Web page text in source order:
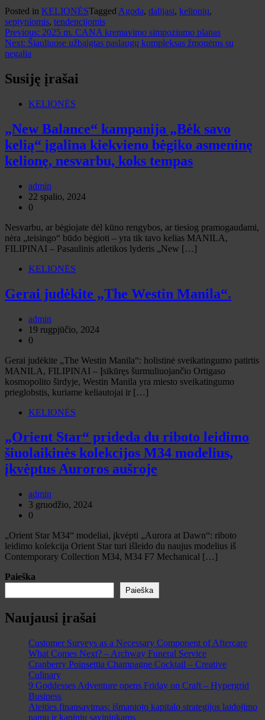
Posted in KELIONĖSTagged Agoda, dalijasi, kelionių,
septyniomis, tendencijomis
Navigacija
tarp
Previous: 2025 m. CANA kremavimo simpoziumo planas
Next: Šiauliuose užbaigtas paslaugų kompleksas žmonėms su
negalia
Susiję įrašai
KELIONĖS
„New Balance“ kampanija „Bėk savo
kelią“ įgalina kiekvieno bėgiko asmeninę
kelionę, nesvarbu, koks tempas
admin
22 spalio, 2024
0
Nesvarbu, ar bėgiojate dėl kūno rengybos, ar tiesiog pramogaudami,
nėra „teisingo“ būdo bėgioti – yra tik tavo kelias MANILA,
FILIPINAI – Pasaulinis atletikos lyderis „New […]
KELIONĖS
Gerai judėkite „The Westin Manila“.
admin
19 rugpjūčio, 2024
0
Gerai judėkite „The Westin Manila“: holistinė sveikatingumo patirtis
MANILA, FILIPINAI – Įsikūręs šurmuliuojančio Ortigaso
kosmopolito širdyje, Westin Manila yra miesto sveikatingumo
prieglobstis, kuriame keliautojai ir […]
KELIONĖS
„Orient Star“ prideda du riboto leidimo
šiuolaikinės kolekcijos M34 modelius,
įkvėptus Auroros aušroje
admin
3 gruodžio, 2024
0
„Orient Star M34“ modeliai, įkvėpti „Aurora at Dawn“: riboto
leidimo kolekcija Orient Star turi išleido du naujus modelius iš
Contemporary Collection M34, M34 F7 Mechanical […]
Paieška
Paieška
Naujausi įrašai
Customer Surveys as a Necessary Component of Aftercare
What Comes Next? – Archway Funeral Service
Cranberry Poinsettia Champagne Cocktail – Creative
Culinary
9 Goddesses Adventure opens Friday on Craft – Hypergrid
Business
Ateities finansavimas: išmaniojo kapitalo strategijos laidojimo
namų ir kapinių savininkams